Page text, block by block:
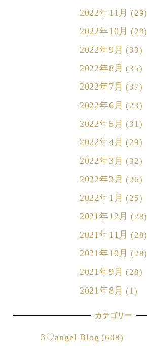
2022年11月 (29)
2022年10月 (29)
2022年9月 (33)
2022年8月 (35)
2022年7月 (37)
2022年6月 (23)
2022年5月 (31)
2022年4月 (29)
2022年3月 (32)
2022年2月 (26)
2022年1月 (25)
2021年12月 (28)
2021年11月 (28)
2021年10月 (28)
2021年9月 (28)
2021年8月 (1)
カテゴリー
3♡angel Blog (608)